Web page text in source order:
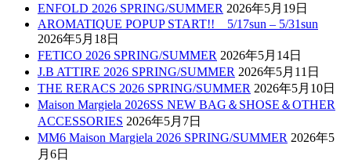
ENFOLD 2026 SPRING/SUMMER 2026年5月19日
AROMATIQUE POPUP START!! 5/17sun – 5/31sun
2026年5月18日
FETICO 2026 SPRING/SUMMER 2026年5月14日
J.B ATTIRE 2026 SPRING/SUMMER 2026年5月11日
THE RERACS 2026 SPRING/SUMMER 2026年5月10日
Maison Margiela 2026SS NEW BAG＆SHOSE＆OTHER
ACCESSORIES 2026年5月7日
MM6 Maison Margiela 2026 SPRING/SUMMER 2026年5
月6日